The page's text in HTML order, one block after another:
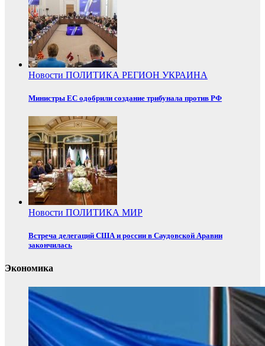
Новости ПОЛИТИКА РЕГИОН УКРАИНА
Министры ЕС одобрили создание трибунала против РФ
Новости ПОЛИТИКА МИР
Встреча делегаций США и россии в Саудовской Аравии
закончилась
Экономика